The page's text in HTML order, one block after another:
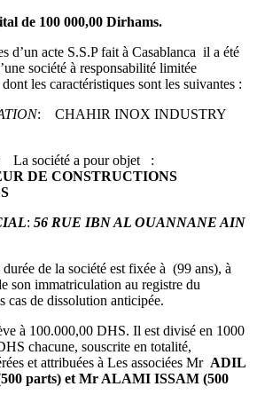
de 100 000,00 Dirhams.
acte S.S.P fait à Casablanca il a été
société à responsabilité limitée
les caractéristiques sont les suivantes :
: CHAHIR INOX INDUSTRY
a pour objet :
DE CONSTRUCTIONS
: 56 RUE IBN AL OUANNANE AIN
durée de la société est fixée à (99 ans), à
son immatriculation au registre du
cas de dissolution anticipée.
à 100.000,00 DHS. Il est divisé en 1000
chacune, souscrite en totalité,
et attribuées à Les associées Mr ADIL
parts) et Mr ALAMI ISSAM (500